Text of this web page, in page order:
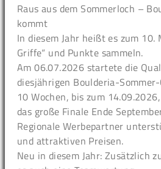
Raus aus dem Sommerloch –
kommt
In diesem Jahr heißt es zum 10.
Griffe“ und Punkte sammeln.
Am 06.07.2026 startete die
diesjährigen Boulderia-Sommer-
10 Wochen, bis zum
das große Finale Ende
Regionale Werbepartner
und attraktiven Preisen.
Neu in diesem Jahr: Zusätzlich